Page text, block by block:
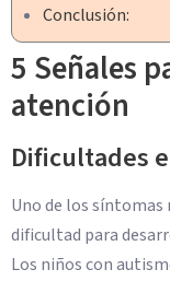
Conclusión:
5 Señales
atención
Dificultades
Uno de los
dificultad para
Los niños con